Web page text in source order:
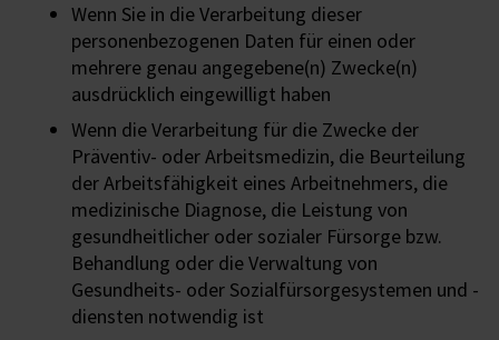
Wenn Sie in die Verarbeitung dieser
personenbezogenen Daten für einen oder
mehrere genau angegebene(n) Zwecke(n)
ausdrücklich eingewilligt haben
Wenn die Verarbeitung für die Zwecke der
Präventiv- oder Arbeitsmedizin, die Beurteilung
der Arbeitsfähigkeit eines Arbeitnehmers, die
medizinische Diagnose, die Leistung von
gesundheitlicher oder sozialer Fürsorge bzw.
Behandlung oder die Verwaltung von
Gesundheits- oder Sozialfürsorgesystemen und -
diensten notwendig ist